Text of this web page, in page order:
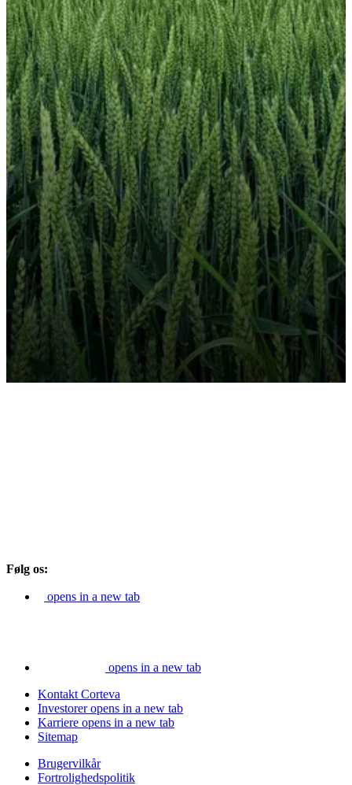
Følg os:
opens in a new tab
opens in a new tab
Kontakt Corteva
Investorer opens in a new tab
Karriere opens in a new tab
Sitemap
Brugervilkår
Fortrolighedspolitik